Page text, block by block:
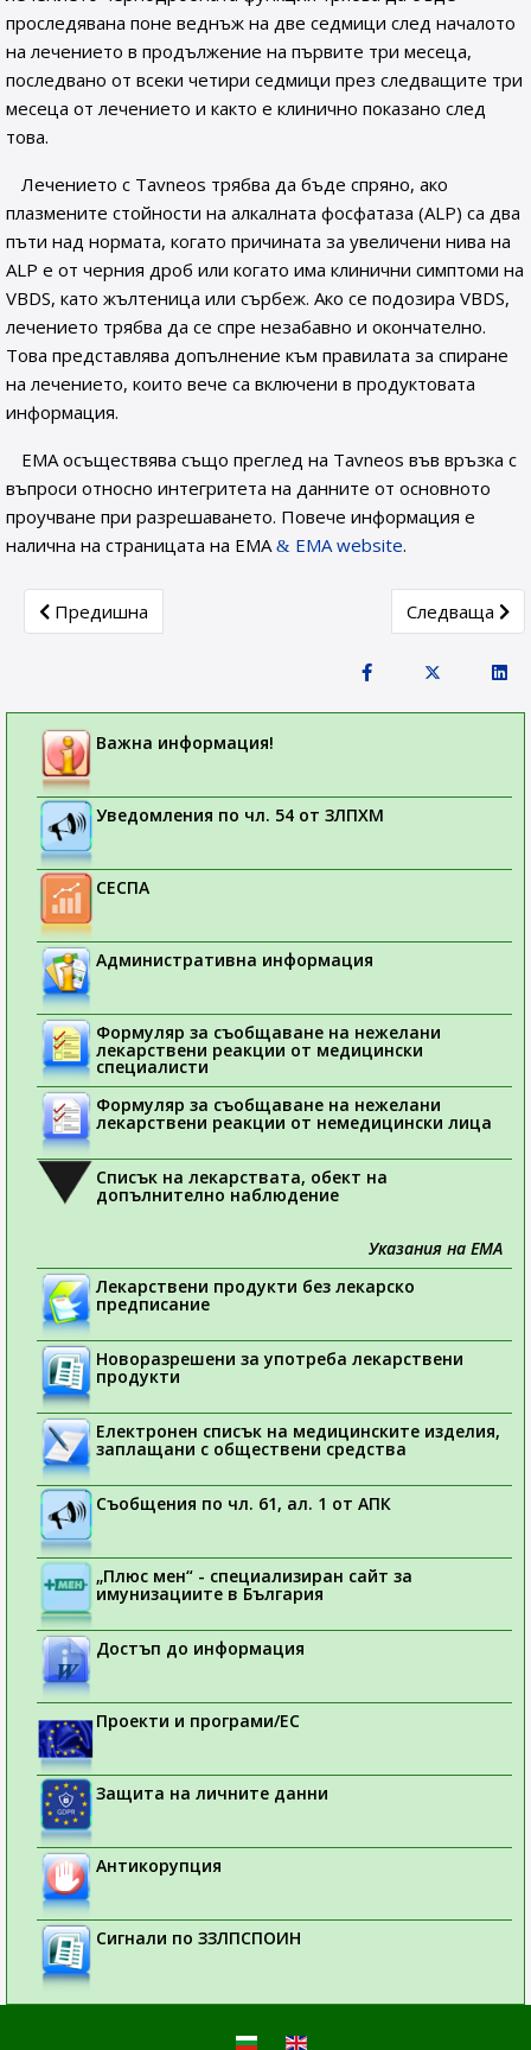
проследявана поне веднъж на две седмици след началото
на лечението в продължение на първите три месеца,
последвано от всеки четири седмици през следващите три
месеца от лечението и както е клинично показано след
това.
Лечението с Tavneos трябва да бъде спряно, ако
плазмените стойности на алкалната фосфатаза (ALP) са два
пъти над нормата, когато причината за увеличени нива на
ALP е от черния дроб или когато има клинични симптоми на
VBDS, като жълтеница или сърбеж. Ако се подозира VBDS,
лечението трябва да се спре незабавно и окончателно.
Това представлява допълнение към правилата за спиране
на лечението, които вече са включени в продуктовата
информация.
ЕМА осъществява също преглед на Tavneos във връзка с
въпроси относно интегритета на данните от основното
проучване при разрешаването. Повече информация е
налична на страницата на ЕМА
EMA website.
Previous article: Важни теми от съвещанието на
Предишна Next article:
Следваща
Важна информация!
Уведомления по чл. 54 от ЗЛПХМ
СЕСПА
Административна информация
Формуляр за съобщаване на нежелани
лекарствени реакции от медицински
специалисти
Формуляр за съобщаване на нежелани
лекарствени реакции от немедицински лица
Списък на лекарствата, обект на
допълнително наблюдение
Указания на ЕМА
Лекарствени продукти без лекарско
предписание
Новоразрешени за употреба лекарствени
продукти
Електронен списък на медицинските изделия,
заплащани с обществени средства
Съобщения по чл. 61, ал. 1 от АПК
„Плюс мен“ - специализиран сайт за
имунизациите в България
Достъп до информация
Проекти и програми/ЕС
Защита на личните данни
Антикорупция
Сигнали по ЗЗЛПСПОИН